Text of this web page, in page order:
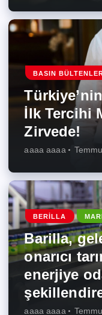
BASIN
İlk Tercihi
Zirvede!
aaaa aaaa
BERILLA
Barilla,
onarıcı
enerjiye
aaaa aaaa